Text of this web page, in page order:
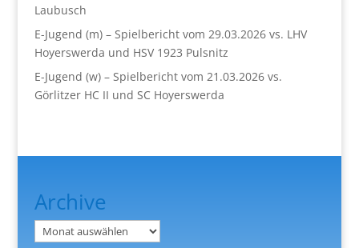
Laubusch
E-Jugend (m) – Spielbericht vom 29.03.2026 vs. LHV
Hoyerswerda und HSV 1923 Pulsnitz
E-Jugend (w) – Spielbericht vom 21.03.2026 vs.
Görlitzer HC II und SC Hoyerswerda
Archive
Archiv